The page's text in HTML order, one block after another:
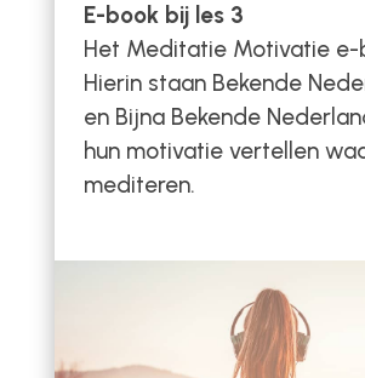
E-book bij les 3
Het Meditatie Motivatie e-
Hierin staan Bekende
en Bijna Bekende
hun motivatie vertellen
mediteren.